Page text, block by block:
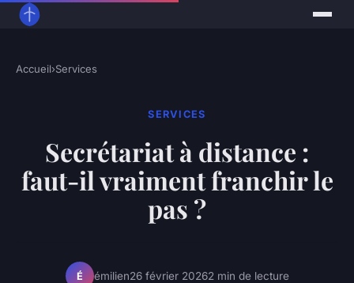
Accueil›Services
SERVICES
Secrétariat à distance :
faut-il vraiment franchir le
pas ?
É émilien26 février 20262 min de lecture